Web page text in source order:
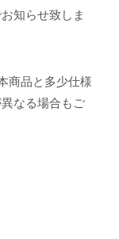
知らせ致しま
商品と多少仕様
なる場合もご